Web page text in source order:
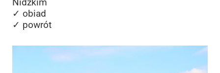
Nidzkim
✓ obiad
✓ powrót